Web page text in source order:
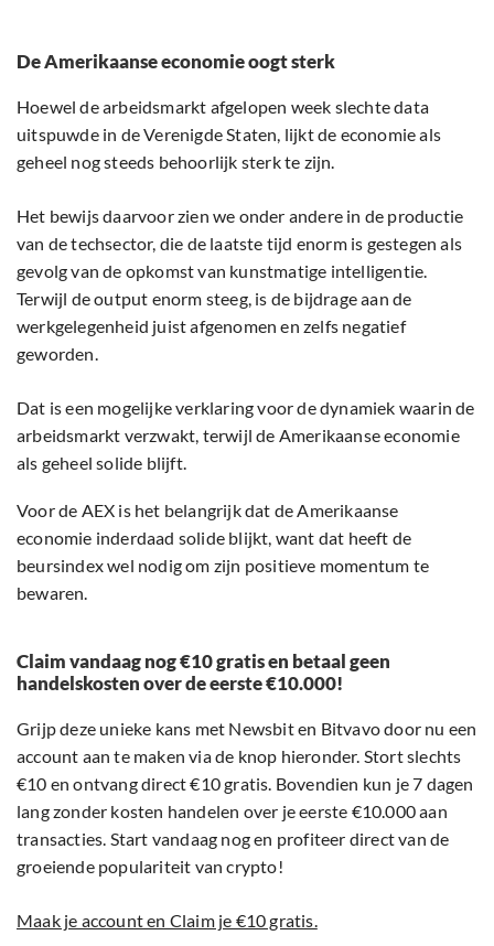
De Amerikaanse economie oogt sterk
Hoewel de arbeidsmarkt afgelopen week slechte data
uitspuwde in de Verenigde Staten, lijkt de economie als
geheel nog steeds behoorlijk sterk te zijn.
Het bewijs daarvoor zien we onder andere in de productie
van de techsector, die de laatste tijd enorm is gestegen als
gevolg van de opkomst van kunstmatige intelligentie.
Terwijl de output enorm steeg, is de bijdrage aan de
werkgelegenheid juist afgenomen en zelfs negatief
geworden.
Dat is een mogelijke verklaring voor de dynamiek waarin de
arbeidsmarkt verzwakt, terwijl de Amerikaanse economie
als geheel solide blijft.
Voor de AEX is het belangrijk dat de Amerikaanse
economie inderdaad solide blijkt, want dat heeft de
beursindex wel nodig om zijn positieve momentum te
bewaren.
Claim vandaag nog €10 gratis en betaal geen
handelskosten over de eerste €10.000!
Grijp deze unieke kans met Newsbit en Bitvavo door nu een
account aan te maken via de knop hieronder. Stort slechts
€10 en ontvang direct €10 gratis. Bovendien kun je 7 dagen
lang zonder kosten handelen over je eerste €10.000 aan
transacties. Start vandaag nog en profiteer direct van de
groeiende populariteit van crypto!
Maak je account en Claim je €10 gratis.